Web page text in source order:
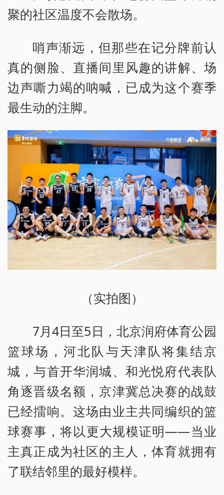
聚的社区温度不会散场。
哨声渐远，但那些在记分牌前认
真的侧脸、直播间里风趣的讲解、场
边声嘶力竭的呐喊，已成为这个赛季
最生动的注脚。
（实拍图）
7月4日至5日，北京润府体育公园
篮球场，河北队与天津队将集结京
城，与首开华润城、和光悦府代表队
角逐晋级名额，京津冀总决赛的战鼓
已经擂响。这场由业主共同编织的篮
球赛事，将以更大规模证明——当业
主真正成为社区的主人，体育就拥有
了联结邻里的最好模样。